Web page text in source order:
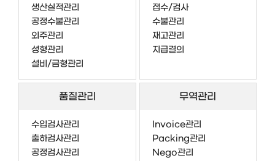
생산실적관리
공정수불관리
외주관리
성형관리
설비/금형관리
접수/검사
수불관리
재고관리
지급결의
품질관리
수입검사관리
출하검사관리
공정검사관리
무역관리
Invoice관리
Packing관리
Nego관리